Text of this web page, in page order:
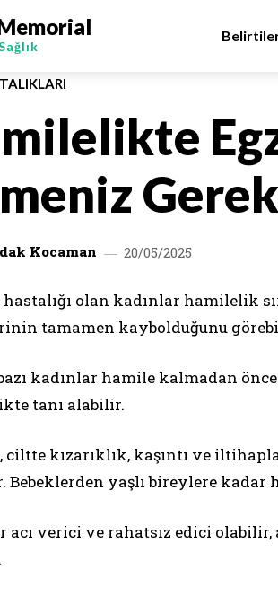
Kocaman 20/05/2025
hastalığı olan kadınlar hamilelik
tamamen kaybolduğunu
kadınlar hamile kalmadan
tanı alabilir.
ciltte kızarıklık, kaşıntı ve
Bebeklerden yaşlı bireylere kadar
verici ve rahatsız edici olabilir,